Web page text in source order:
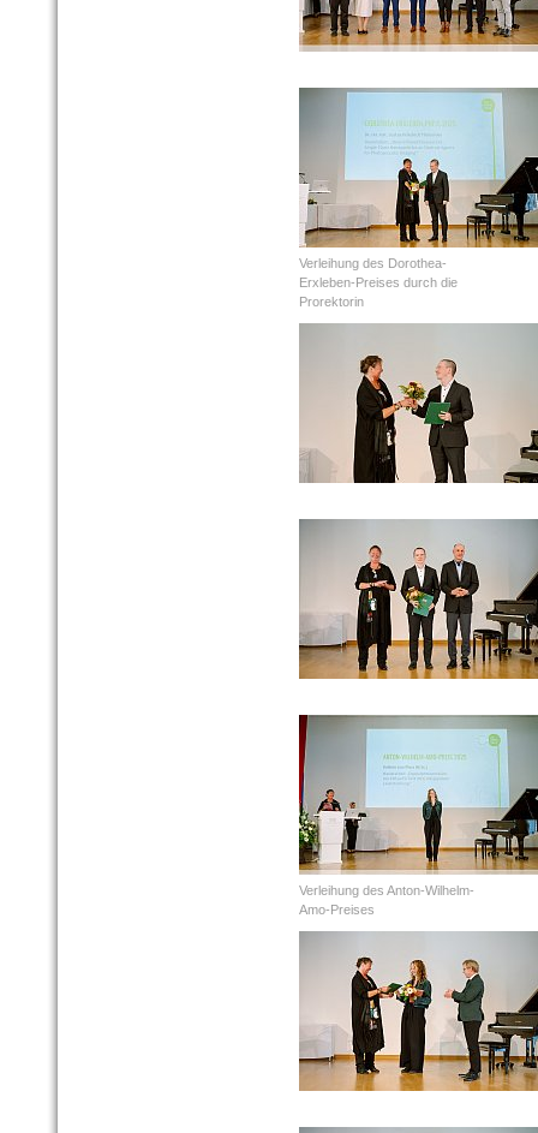
Verleihung des Dorothea-
Erxleben-Preises durch die
Prorektorin
Verleihung des Anton-Wilhelm-
Amo-Preises